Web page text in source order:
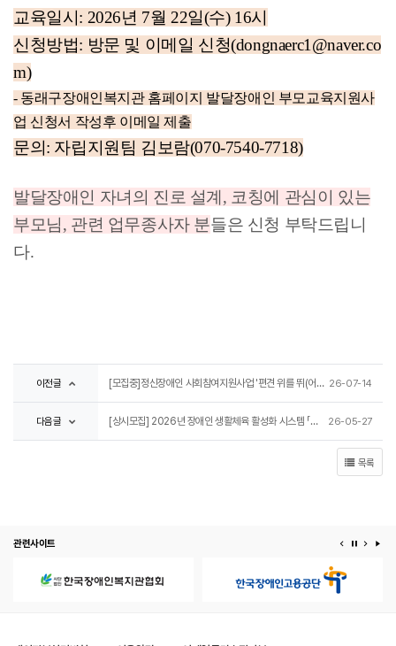
교육일시: 2026년 7월 22일(수) 16시
신청방법: 방문 및 이메일 신청(dongnaerc1@naver.co
m)
- 동래구장애인복지관 홈페이지 발달장애인 부모교육지원사
업 신청서 작성후 이메일 제출
문의: 자립지원팀 김보람(070-7540-7718)
발달장애인 자녀의 진로 설계, 코칭에 관심이 있는
부모님, 관련 업무종사자 분들은 신청 부탁드립니
다.
이전글 [모집중]정신장애인 사회참여지원사업 '편견 위를 뛰(어넘)다' 참여자 모집 26-07-14
다음글 [상시모집] 2026년 장애인 생활체육 활성화 시스템 「튼튼이음」과 함께 운동을 시작할 참여자 모집 26-05-27
목록
관련사이트 이전 배너
배너 정지
다음